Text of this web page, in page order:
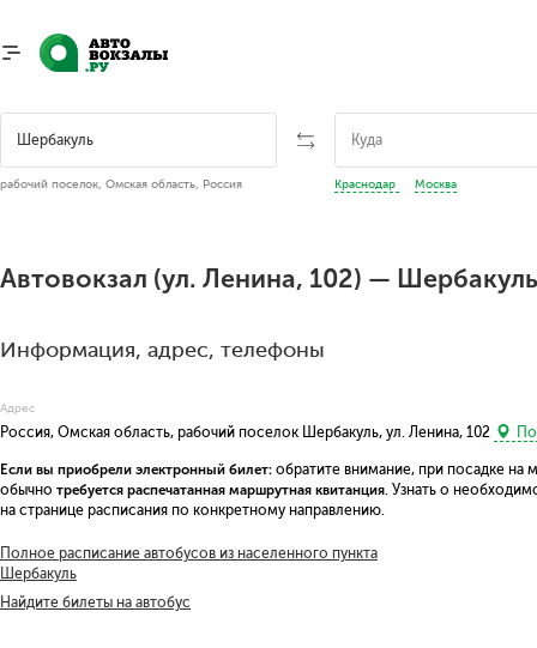
рабочий поселок, Омская область, Россия Краснодар Москва
Автовокзал (ул. Ленина, 102) — Шербакуль
Информация, адрес, телефоны
Адрес
Россия, Омская область, рабочий поселок Шербакуль, ул. Ленина, 102
Если вы приобрели электронный билет: обратите внимание, при посадке
обычно требуется распечатанная маршрутная квитанция . Узнать о
на странице расписания по конкретному направлению.
Полное расписание автобусов из населенного пункта
Шербакуль
Найдите билеты на автобус